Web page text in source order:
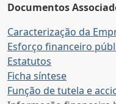
Documentos
Caracterização da
Esforço financeiro
Estatutos
Ficha síntese
Função de tutela e